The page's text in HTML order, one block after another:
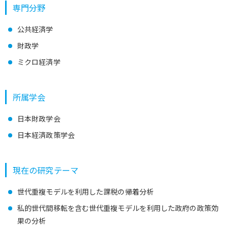
専門分野
公共経済学
財政学
ミクロ経済学
所属学会
日本財政学会
日本経済政策学会
現在の研究テーマ
世代重複モデルを利用した課税の帰着分析
私的世代間移転を含む世代重複モデルを利用した政府の政策効
果の分析